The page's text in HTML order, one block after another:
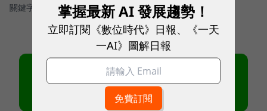
關鍵字： ＃Apple蘋果 ＃晶片
掌握最新 AI 發展趨勢！
立即訂閱《數位時代》日報、《一天
一AI》圖解日報